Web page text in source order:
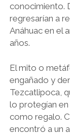
conocimiento.
regresarían a
Anáhuac en el
años.
El mito o
engañado y
Tezcatlipoca,
lo protegían
como regalo.
encontró a un